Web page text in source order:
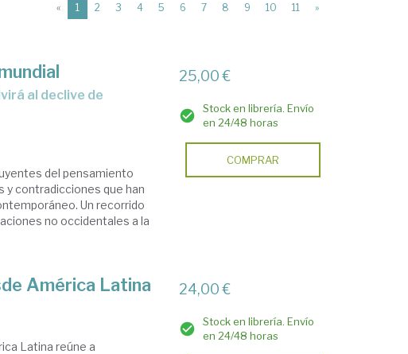
« 1 (current)
2 3 4 5 6 7 8 9 10 11 »
del pensamiento
y contradicciones que han
Un recorrido
no occidentales a la
25,00 €
Stock en librería. Envío
en 24/48 horas
COMPRAR
América Latina
Latina reúne a
24,00 €
Stock en librería. Envío
en 24/48 horas